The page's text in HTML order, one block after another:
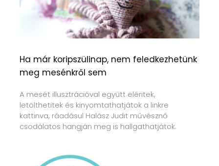
Ha már koripszülinap, nem feledkezhetünk
meg mesénkről sem
A mesét illusztrációval együtt eléritek,
letölthetitek és kinyomtathatjátok a linkre
kattinva, ráadásul Halász Judit művésznő
csodálatos hangján meg is hallgathatjátok.